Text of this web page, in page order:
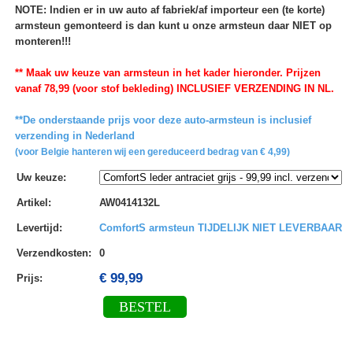
NOTE: Indien er in uw auto af fabriek/af importeur een (te korte)
armsteun gemonteerd is dan kunt u onze armsteun daar NIET op
monteren!!!
** Maak uw keuze van armsteun in het kader hieronder. Prijzen
vanaf 78,99 (voor stof bekleding) INCLUSIEF VERZENDING IN NL.
**De onderstaande prijs voor deze auto-armsteun is inclusief
verzending in Nederland
(voor Belgie hanteren wij een gereduceerd bedrag van € 4,99)
Uw keuze:
Artikel : AW0414132L
Levertijd : ComfortS armsteun TIJDELIJK NIET LEVERBAAR
Verzendkosten: 0
Prijs: € 99,99
BESTEL